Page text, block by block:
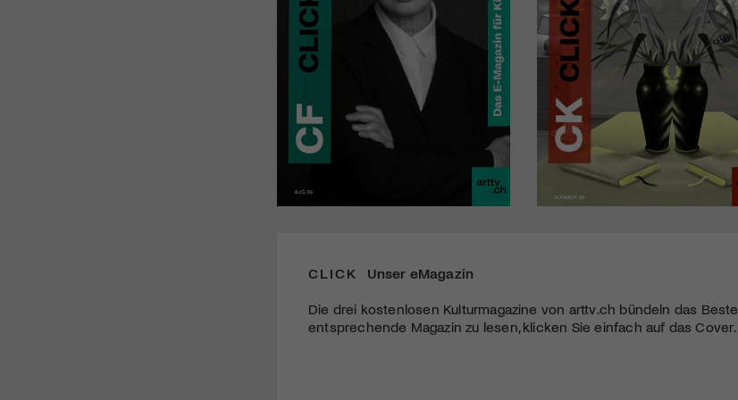
CLICK Unser eMagazin
Die drei kostenlosen Kulturmagazine von arttv.ch bündeln das
entsprechende Magazin zu lesen, klicken Sie einfach auf das Cover.